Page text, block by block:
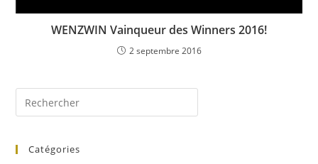
WENZWIN Vainqueur des Winners 2016!
2 septembre 2016
Catégories